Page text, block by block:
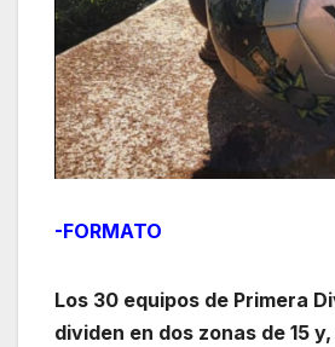
-FORMATO
Los 30 equipos de Primera
dividen en dos zonas de 15